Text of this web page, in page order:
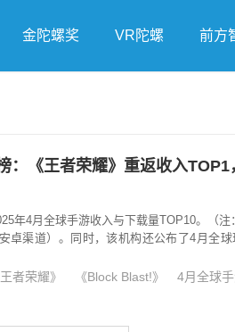
金陀螺奖 VR陀螺 前方
：《王者荣耀》重返收入
年4月全球手游收入与下载量TOP10。（
卓渠道）。同时，该机构还公布了4月全
王者荣耀》 《Block Blast!》 4月全球